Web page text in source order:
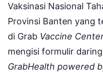
Vaksinasi Nasional
Provinsi Banten yang
di Grab Vaccine
mengisi formulir
GrabHealth powered